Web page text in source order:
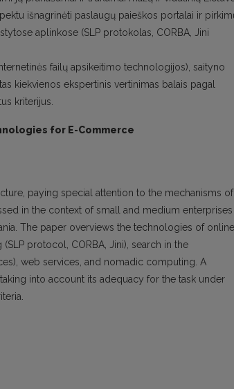
išnagrinėti paslaugų paieškos portalai ir
aplinkose (SLP protokolas, CORBA, Jini
failų apsikeitimo technologijos), saityno
kiekvienos ekspertinis vertinimas balais pagal
kriterijus.
for E-Commerce
paying special attention to the mechanisms of
in the context of small and medium enterprises
The paper overviews the technologies of online
protocol, CORBA, Jini), search in the
web services, and nomadic computing. A
into account its adequacy for the task under